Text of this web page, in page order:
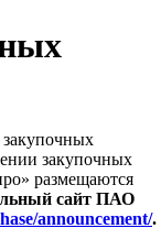
закупочных
размещаются
сайт ПАО
announcement/.